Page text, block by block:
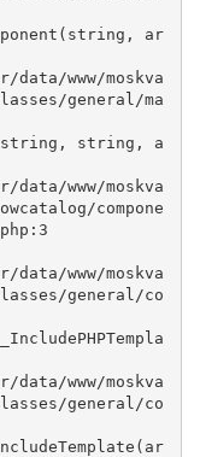
ar
general/ma
string, a
compone
general/co
general/co